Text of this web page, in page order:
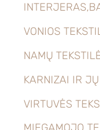
VONIOS
NAMŲ
KARNIZAI IR
VIRTUVĖS